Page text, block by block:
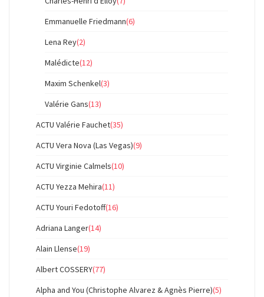
Emmanuelle Friedmann(6)
Lena Rey(2)
Malédicte(12)
Maxim Schenkel(3)
Valérie Gans(13)
ACTU Valérie Fauchet(35)
ACTU Vera Nova (Las Vegas)(9)
ACTU Virginie Calmels(10)
ACTU Yezza Mehira(11)
ACTU Youri Fedotoff(16)
Adriana Langer(14)
Alain Llense(19)
Albert COSSERY(77)
Alpha and You (Christophe Alvarez & Agnès Pierre)(5)